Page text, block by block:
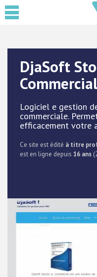
DjaSoft
Commercial
Logiciel e gestion
commerciale.
efficacement votre
Ce site est édité à titre
est en ligne depuis 16 ans